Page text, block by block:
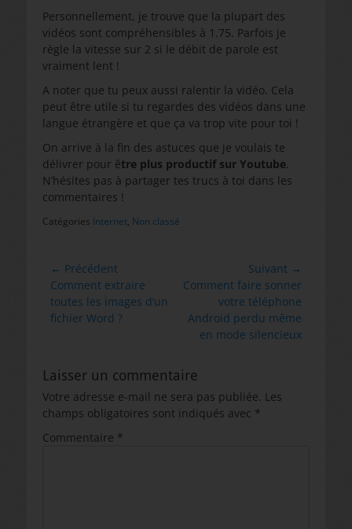
Personnellement, je trouve que la plupart des
vidéos sont compréhensibles à 1.75. Parfois je
règle la vitesse sur 2 si le débit de parole est
vraiment lent !
A noter que tu peux aussi ralentir la vidéo. Cela
peut être utile si tu regardes des vidéos dans une
langue étrangère et que ça va trop vite pour toi !
On arrive à la fin des astuces que je voulais te
délivrer pour être plus productif sur Youtube.
N’hésites pas à partager tes trucs à toi dans les
commentaires !
Catégories Internet, Non classé
Navigation
de
l’article
← Précédent
Article
précédent :
Comment extraire
toutes les images d’un
fichier Word ?
Suivant →
Article
suivant :
Comment faire sonner
votre téléphone
Android perdu même
en mode silencieux
Laisser un commentaire
Votre adresse e-mail ne sera pas publiée. Les
champs obligatoires sont indiqués avec *
Commentaire *